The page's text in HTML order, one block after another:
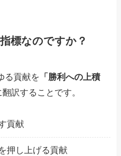
標なのですか？
る貢献を 「勝利への上積
翻訳することです。
貢献
押し上げる貢献